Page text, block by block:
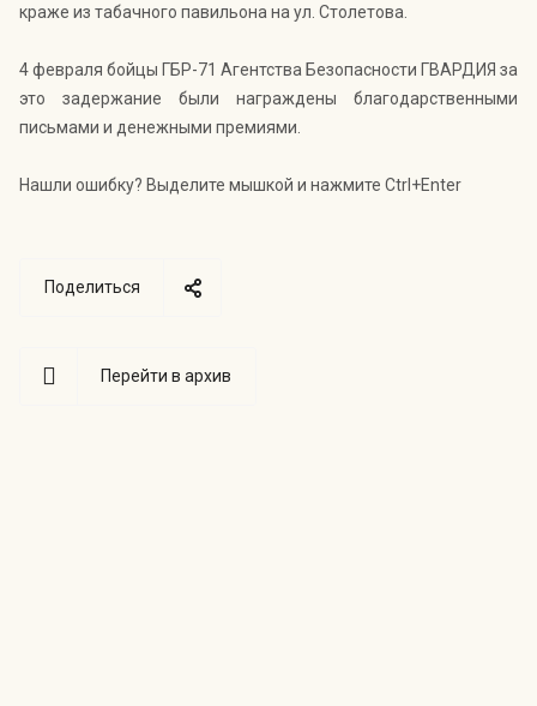
краже из табачного павильона на ул. Столетова.
4 февраля бойцы ГБР-71 Агентства Безопасности ГВАРДИЯ за
это задержание были награждены благодарственными
письмами и денежными премиями.
Нашли ошибку? Выделите мышкой и нажмите Ctrl+Enter
Поделиться
Перейти в архив